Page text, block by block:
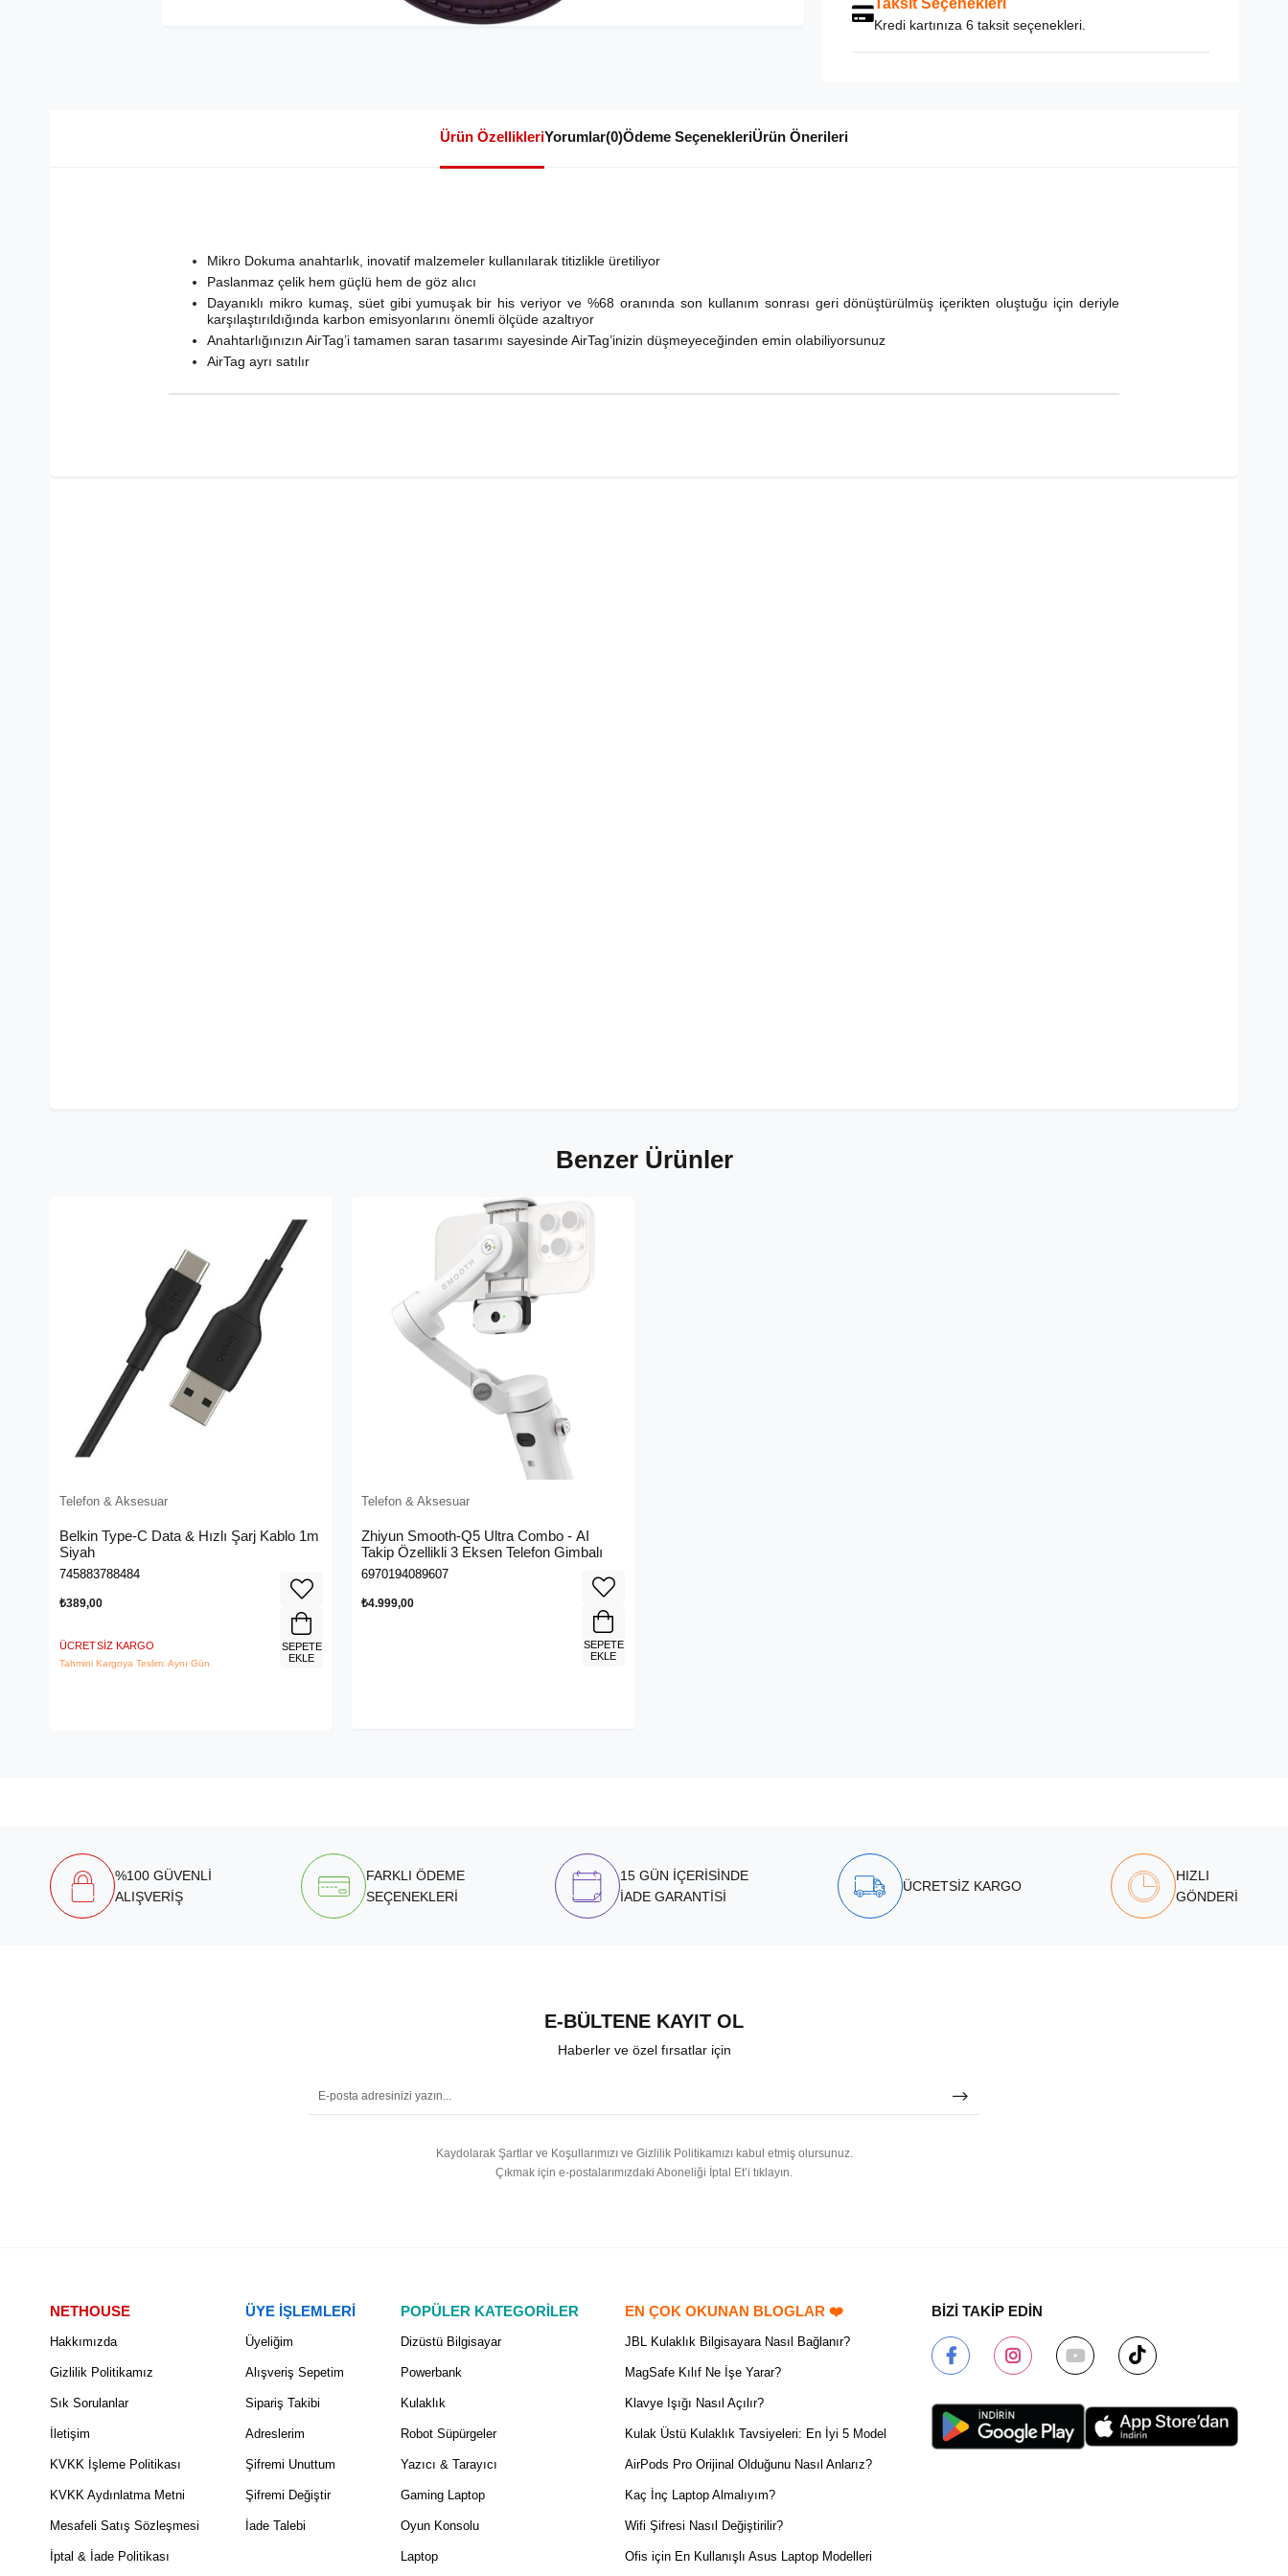
Taksit Seçenekleri
Kredi kartınıza 6 taksit seçenekleri.
Ürün ÖzellikleriYorumlar(0)Ödeme SeçenekleriÜrün Önerileri
Mikro Dokuma anahtarlık, inovatif malzemeler kullanılarak titizlikle üretiliyor
Paslanmaz çelik hem güçlü hem de göz alıcı
Dayanıklı mikro kumaş, süet gibi yumuşak bir his veriyor ve %68 oranında son kullanım sonrası geri dönüştürülmüş içerikten oluştuğu için deriyle
karşılaştırıldığında karbon emisyonlarını önemli ölçüde azaltıyor
Anahtarlığınızın AirTag’i tamamen saran tasarımı sayesinde AirTag’inizin düşmeyeceğinden emin olabiliyorsunuz
AirTag ayrı satılır
Benzer Ürünler
Telefon & Aksesuar
Belkin Type-C Data & Hızlı Şarj Kablo 1m
Siyah
745883788484
₺389,00
ÜCRETSIZ KARGO
Tahmini Kargoya Teslim: Aynı Gün
SEPETE
EKLE
Telefon & Aksesuar
Zhiyun Smooth-Q5 Ultra Combo - AI
Takip Özellikli 3 Eksen Telefon Gimbalı
6970194089607
₺4.999,00
SEPETE
EKLE
%100 GÜVENLİ
ALIŞVERİŞ
FARKLI ÖDEME
SEÇENEKLERİ
15 GÜN İÇERİSİNDE
İADE GARANTİSİ
ÜCRETSİZ KARGO
HIZLI
GÖNDERİ
E-BÜLTENE KAYIT OL
Haberler ve özel fırsatlar için
Kaydolarak Şartlar ve Koşullarımızı ve Gizlilik Politikamızı kabul etmiş olursunuz.
Çıkmak için e-postalarımızdaki Aboneliği İptal Et’i tıklayın.
NETHOUSE
Hakkımızda
Gizlilik Politikamız
Sık Sorulanlar
İletişim
KVKK İşleme Politikası
KVKK Aydınlatma Metni
Mesafeli Satış Sözleşmesi
İptal & İade Politikası
ÜYE İŞLEMLERİ
Üyeliğim
Alışveriş Sepetim
Sipariş Takibi
Adreslerim
Şifremi Unuttum
Şifremi Değiştir
İade Talebi
POPÜLER KATEGORİLER
Dizüstü Bilgisayar
Powerbank
Kulaklık
Robot Süpürgeler
Yazıcı & Tarayıcı
Gaming Laptop
Oyun Konsolu
Laptop
EN ÇOK OKUNAN BLOGLAR ❤️
JBL Kulaklık Bilgisayara Nasıl Bağlanır?
MagSafe Kılıf Ne İşe Yarar?
Klavye Işığı Nasıl Açılır?
Kulak Üstü Kulaklık Tavsiyeleri: En İyi 5 Model
AirPods Pro Orijinal Olduğunu Nasıl Anlarız?
Kaç İnç Laptop Almalıyım?
Wifi Şifresi Nasıl Değiştirilir?
Ofis için En Kullanışlı Asus Laptop Modelleri
BİZİ TAKİP EDİN